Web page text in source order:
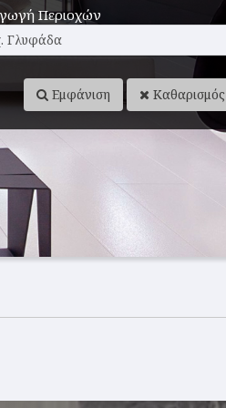
Περιοχών
Εμφάνιση Καθαρισμός